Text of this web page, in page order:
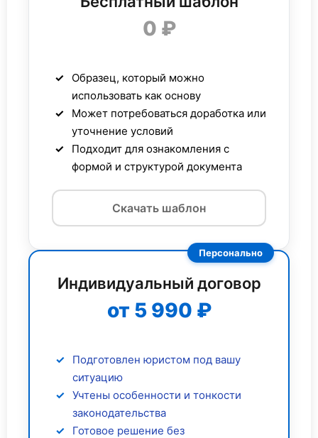
0 ₽
Образец, который можно
использовать как основу
Может потребоваться доработка или
уточнение условий
Подходит для ознакомления с
формой и структурой документа
Скачать шаблон
Персонально
Индивидуальный договор
от 5 990 ₽
Подготовлен юристом под вашу
ситуацию
Учтены особенности и тонкости
законодательства
Готовое решение без